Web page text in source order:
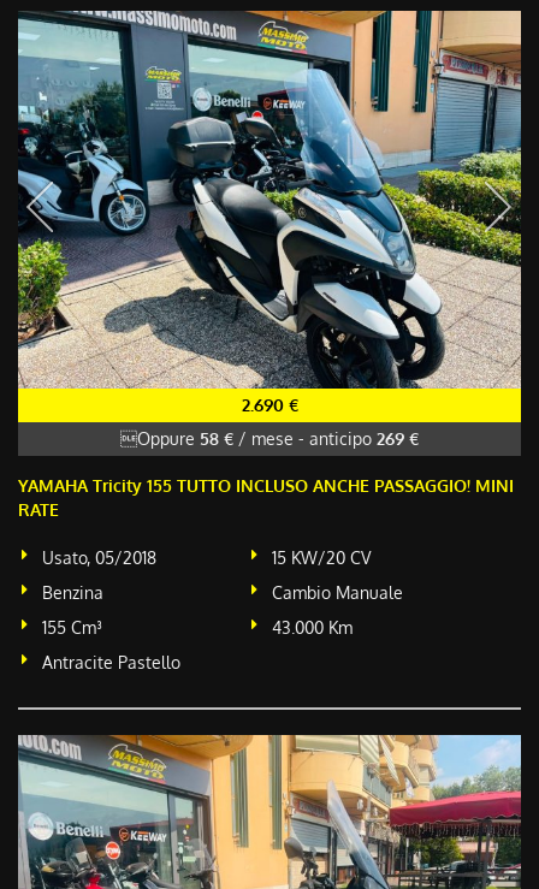
2.690 €
Oppure 58 € / mese - anticipo 269 €
YAMAHA Tricity 155 TUTTO INCLUSO ANCHE PASSAGGIO! MINI
RATE
Usato, 05/2018
15 KW/20 CV
Benzina
Cambio Manuale
155 Cm³
43.000 Km
Antracite Pastello